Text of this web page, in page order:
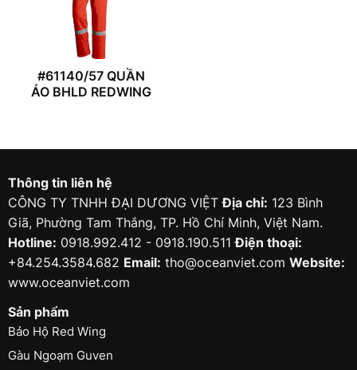
#61140/57 QUẦN
ÁO BHLD REDWING
Thông tin liên hệ
CÔNG TY TNHH ĐẠI DƯƠNG VIỆTĐịa chỉ: 123 Bình
Giã, Phường Tam Thắng, TP. Hồ Chí Minh, Việt Nam.
Hotline: 0918.992.412 - 0918.190.511Điện thoại:
+84.254.3584.682 Email: tho@oceanviet.com Website:
www.oceanviet.com
Sản phẩm
Bảo Hộ Red Wing
Gàu Ngoạm Guven